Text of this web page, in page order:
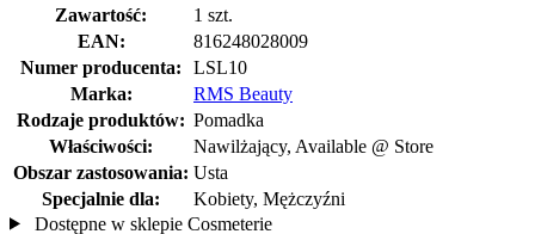
Zawartość:
1 szt.
EAN:
816248028009
Numer producenta:
LSL10
Marka:
RMS Beauty
Rodzaje produktów: Pomadka
Właściwości:
Nawilżający, Available @ Store
Obszar zastosowania: Usta
Specjalnie dla:
Kobiety, Mężczyźni
Dostępne w sklepie Cosmeterie